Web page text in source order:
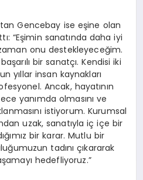
Gencebay ise eşine olan
“Eşimin sanatında daha iyi
onu destekleyeceğim.
bir sanatçı. Kendisi iki
yıllar insan kaynakları
Ancak, hayatının
yanımda olmasını ve
istiyorum. Kurumsal
uzak, sanatıyla iç içe bir
bir karar. Mutlu bir
tadını çıkararak
hedefliyoruz.”